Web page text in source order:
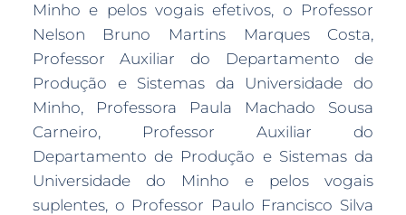
Minho e pelos vogais efetivos, o Professor
Nelson Bruno Martins Marques Costa,
Professor Auxiliar do Departamento de
Produção e Sistemas da Universidade do
Minho, Professora Paula Machado Sousa
Carneiro, Professor Auxiliar do
Departamento de Produção e Sistemas da
Universidade do Minho e pelos vogais
suplentes, o Professor Paulo Francisco Silva